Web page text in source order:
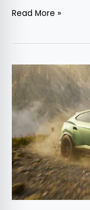
Read More »
Cel
mai
rapid
Lamborghini
de
serie:
SE
Performante